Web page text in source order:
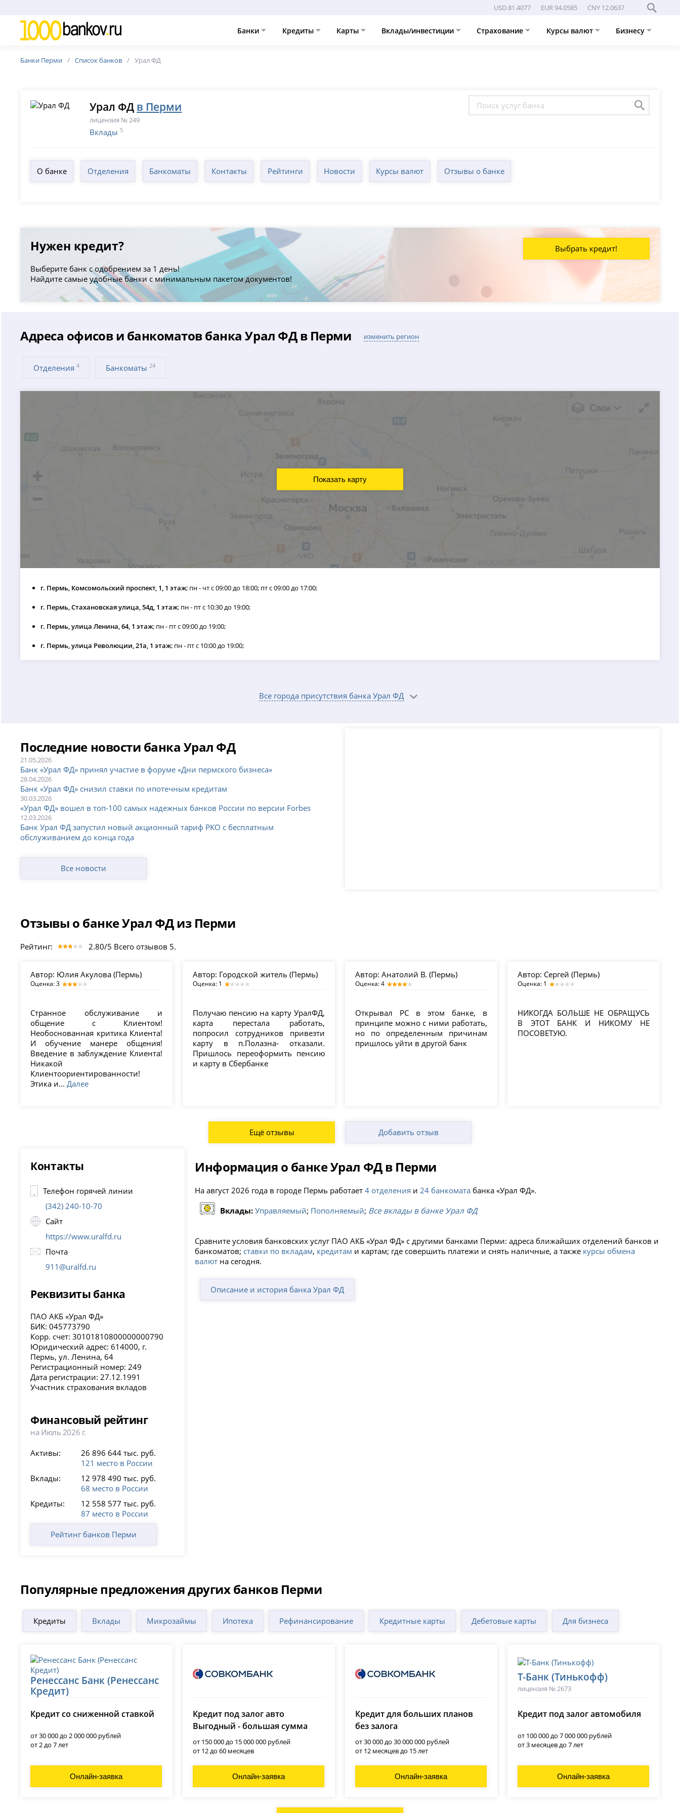
USD 81.4077 EUR 94.0585 CNY 12.0637
Банки Кредиты Карты Вклады/инвестиции Страхование Курсы валют Бизнесу
Банки Перми Список банков Урал ФД
Урал ФД в Перми
лицензия № 249
Вклады 5
О банке Отделения Банкоматы Контакты Рейтинги Новости Курсы валют Отзывы о банке
Нужен кредит?
Выберите банк с одобрением за 1 день!
Найдите самые удобные банки с минимальным пакетом документов!
Выбрать кредит!
Адреса офисов и банкоматов банка Урал ФД в Перми изменить регион
Отделения4 Банкоматы24
г. Пермь, Комсомольский проспект, 1, 1 этаж; пн - чт с 09:00 до 18:00; пт с 09:00 до 17:00;
г. Пермь, Стахановская улица, 54д, 1 этаж; пн - пт с 10:30 до 19:00;
г. Пермь, улица Ленина, 64, 1 этаж; пн - пт с 09:00 до 19:00;
г. Пермь, улица Революции, 21а, 1 этаж; пн - пт с 10:00 до 19:00;
Показать карту
Все города присутствия банка Урал ФД
Последние новости банка Урал ФД
21.05.2026
Банк «Урал ФД» принял участие в форуме «Дни пермского бизнеса»
28.04.2026
Банк «Урал ФД» снизил ставки по ипотечным кредитам
30.03.2026
«Урал ФД» вошел в топ-100 самых надежных банков России по версии Forbes
12.03.2026
Банк Урал ФД запустил новый акционный тариф РКО с бесплатным
обслуживанием до конца года
Все новости
Отзывы о банке Урал ФД из Перми
Рейтинг: 2.80/5 Всего отзывов 5.
Автор: Юлия Акулова (Пермь)
Оценка: 3
Странное обслуживание и
общение с Клиентом!
Необоснованная критика Клиента!
И обучение манере общения!
Введение в заблуждение Клиента!
Никакой
Клиентоориентированности!
Этика и...Далее
Автор: Городской житель (Пермь)
Оценка: 1
Получаю пенсию на карту УралФД,
карта перестала работать,
попросил сотрудников привезти
карту в п.Полазна- отказали.
Пришлось переоформить пенсию
и карту в Сбербанке
Автор: Анатолий В. (Пермь)
Оценка: 4
Открывал РС в этом банке, в
принципе можно с ними работать,
но по определенным причинам
пришлось уйти в другой банк
Автор: Сергей (Пермь)
Оценка: 1
НИКОГДА БОЛЬШЕ НЕ ОБРАЩУСЬ
В ЭТОТ БАНК И НИКОМУ НЕ
ПОСОВЕТУЮ.
Ещё отзывы Добавить отзыв
Контакты
Телефон горячей линии
(342) 240-10-70
Сайт
https://www.uralfd.ru
Почта
911@uralfd.ru
Реквизиты банка
ПАО АКБ «Урал ФД»
БИК: 045773790
Корр. счет: 30101810800000000790
Юридический адрес: 614000, г.
Пермь, ул. Ленина, 64
Регистрационный номер: 249
Дата регистрации: 27.12.1991
Участник страхования вкладов
Финансовый рейтинг
на Июль 2026 г.
Активы:
26 896 644 тыс. руб.
121 место в России
Вклады:
12 978 490 тыс. руб.
68 место в России
Кредиты:
12 558 577 тыс. руб.
87 место в России
Рейтинг банков Перми
Информация о банке Урал ФД в Перми
На август 2026 года в городе Пермь работает4 отделения и24 банкомата банка «Урал ФД».
Вклады:Управляемый; Пополняемый; Все вклады в банке Урал ФД
Сравните условия банковских услуг ПАО АКБ «Урал ФД» с другими банками Перми: адреса ближайших отделений банков и
банкоматов; ставки по вкладам, кредитам и картам; где совершить платежи и снять наличные, а также курсы обмена
валют на сегодня.
Описание и история банка Урал ФД
Популярные предложения других банков Перми
Кредиты Вклады Микрозаймы Ипотека Рефинансирование Кредитные карты Дебетовые карты Для бизнеса
Ренессанс Банк (Ренессанс
Кредит)
Кредит со сниженной ставкой
от 30 000 до 2 000 000 рублей
от 2 до 7 лет
Онлайн-заявка
лицензия № 963
Кредит под залог авто
Выгодный - большая сумма
от 150 000 до 15 000 000 рублей
от 12 до 60 месяцев
Онлайн-заявка
лицензия № 963
Кредит для больших планов
без залога
от 30 000 до 30 000 000 рублей
от 12 месяцев до 15 лет
Онлайн-заявка
Т-Банк (Тинькофф)
лицензия № 2673
Кредит под залог автомобиля
от 100 000 до 7 000 000 рублей
от 3 месяцев до 7 лет
Онлайн-заявка